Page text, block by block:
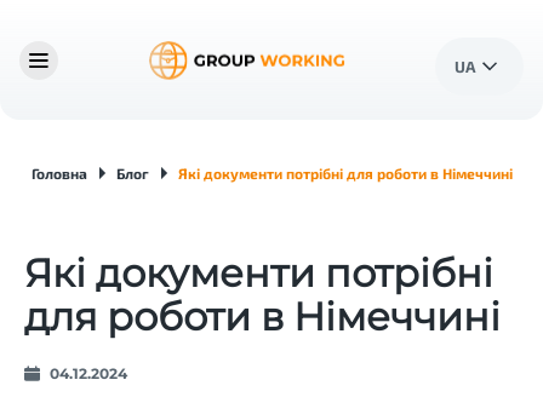
UA
Головна Блог Які документи потрібні для роботи в Німеччині
Які документи потрібні
для роботи в Німеччині
04.12.2024